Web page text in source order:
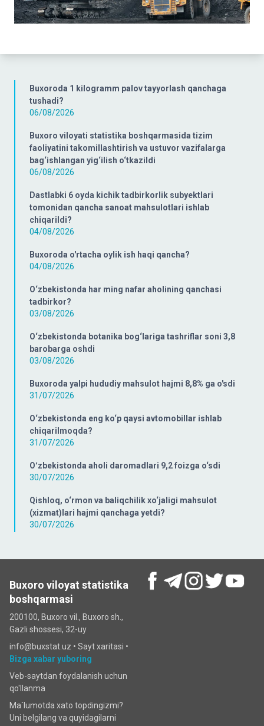
Buxoroda 1 kilogramm palov tayyorlash qanchaga
tushadi?
06/08/2026
Buxoro viloyati statistika boshqarmasida tizim
faoliyatini takomillashtirish va ustuvor vazifalarga
bag‘ishlangan yig‘ilish o‘tkazildi
06/08/2026
Dastlabki 6 oyda kichik tadbirkorlik subyektlari
tomonidan qancha sanoat mahsulotlari ishlab
chiqarildi?
04/08/2026
Buxoroda o'rtacha oylik ish haqi qancha?
04/08/2026
O‘zbekistonda har ming nafar aholining qanchasi
tadbirkor?
03/08/2026
O‘zbekistonda botanika bog‘lariga tashriflar soni 3,8
barobarga oshdi
03/08/2026
Buxoroda yalpi hududiy mahsulot hajmi 8,8% ga o'sdi
31/07/2026
O‘zbekistonda eng ko‘p qaysi avtomobillar ishlab
chiqarilmoqda?
31/07/2026
Oʻzbekistonda aholi daromadlari 9,2 foizga o‘sdi
30/07/2026
Qishloq, o‘rmon va baliqchilik xo‘jaligi mahsulot
(xizmat)lari hajmi qanchaga yetdi?
30/07/2026
Buxoro viloyat statistika
boshqarmasi
200100, Buxoro vil., Buxoro sh.,
Gazli shossesi, 32-uy
info@buxstat.uz • Sayt xaritasi •
Bizga xabar yuboring
Veb-saytdan foydalanish uchun
qo'llanma
Ma`lumotda xato topdingizmi?
Uni belgilang va quyidagilarni